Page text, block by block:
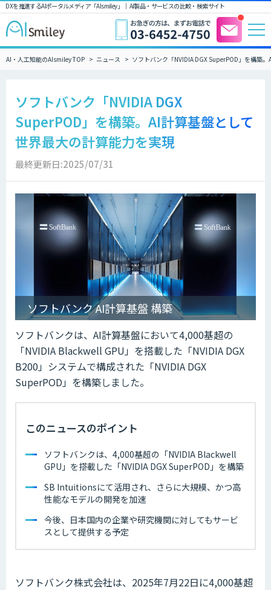
DXを推進するAIポータルメディア「AIsmiley」｜ AI製品・サービスの比較・検索サイト
AI・人工知能のAIsmiley TOP ニュース ソフトバンク「NVIDIA DGX SuperPOD」を構築
ソフトバンク「NVIDIA DGX
SuperPOD」を構築。AI計算基盤として
世界最大の計算能力を実現
最終更新日:2025/07/31
ソフトバンク AI計算基盤 構築
ソフトバンクは、AI計算基盤において4,000基超の
「NVIDIA Blackwell GPU」を搭載した「NVIDIA DGX
B200」システムで構成された「NVIDIA DGX
SuperPOD」を構築しました。
このニュースのポイント
ソフトバンクは、4,000基超の「NVIDIA Blackwell
GPU」を搭載した「NVIDIA DGX SuperPOD」を構築
SB Intuitionsにて活用され、さらに大規模、かつ高
性能なモデルの開発を加速
今後、日本国内の企業や研究機関に対してもサービ
スとして提供する予定
ソフトバンク株式会社は、2025年7月22日に4,000基超